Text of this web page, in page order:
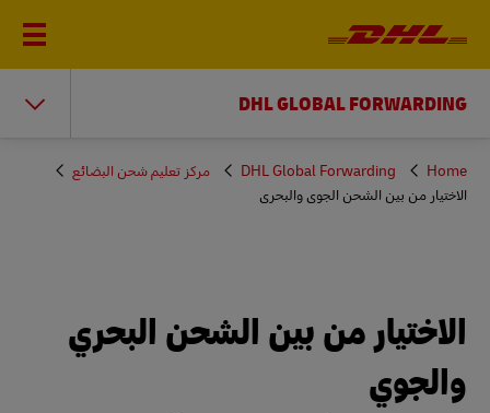
DHL GLOBAL FORWARDING
You
are
here
Home
DHL Global Forwarding
مركز تعليم شحن البضائع
الاختيار من بين الشحن الجوي والبحري
الاختيار من بين الشحن البحري
والجوي